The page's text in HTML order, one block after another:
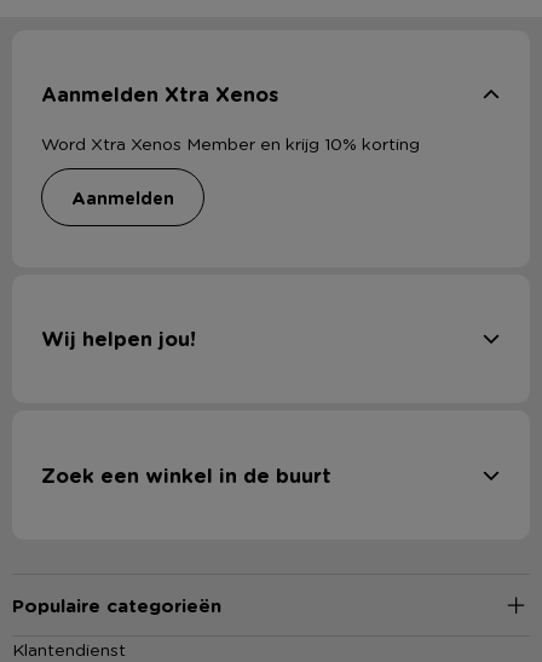
Aanmelden Xtra Xenos
Word Xtra Xenos Member en krijg 10% korting
aanmelden
Wij helpen jou!
Zoek een winkel in de buurt
Populaire categorieën
Klantendienst